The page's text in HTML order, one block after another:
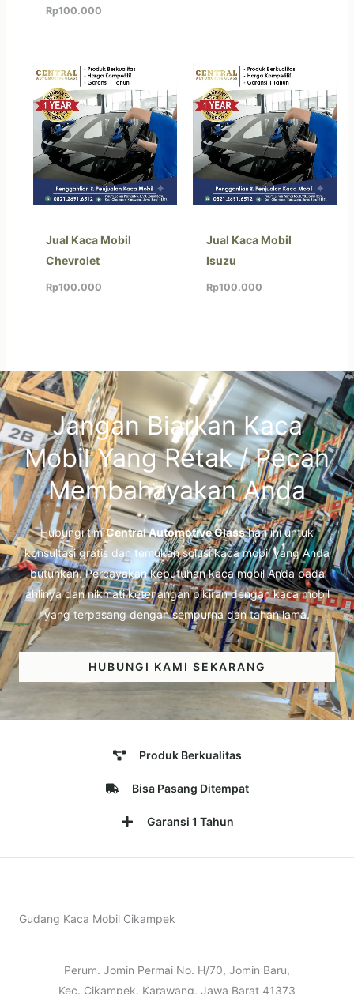
Rp100.000
Jual Kaca Mobil
Chevrolet
Rp100.000
Jual Kaca Mobil
Isuzu
Rp100.000
Jangan Biarkan Kaca
Mobil Yang Retak / Pecah
Membahayakan Anda
Hubungi timCentral Automotive Glasshari ini untuk
konsultasi gratis dan temukan solusi kaca mobil yang Anda
butuhkan. Percayakan kebutuhan kaca mobil Anda pada
ahlinya dan nikmati ketenangan pikiran dengan kaca mobil
yang terpasang dengan sempurna dan tahan lama.
HUBUNGI KAMI SEKARANG
Produk Berkualitas
Bisa Pasang Ditempat
Garansi 1 Tahun
Gudang Kaca Mobil Cikampek
Perum. Jomin Permai No. H/70, Jomin Baru,
Kec. Cikampek, Karawang, Jawa Barat 41373